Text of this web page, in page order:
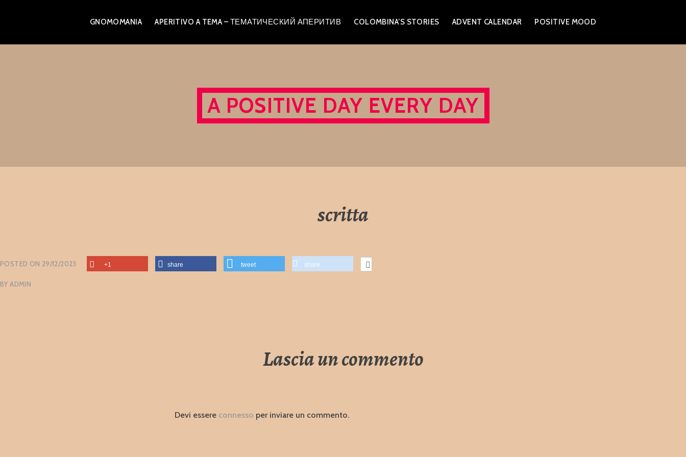
content
GNOMOMANIA APERITIVO A TEMA – ТЕМАТИЧЕСКИЙ АПЕРИТИВ COLOMBINA’S STORIES ADVENT CALENDAR POSITIVE MOOD
A POSITIVE DAY EVERY DAY
scritta
POSTED ON 29/12/2023
BYADMIN
+1 share tweet share
Lascia un commento
Devi essere connesso per inviare un commento.